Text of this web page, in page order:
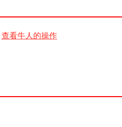
查看牛人的操作